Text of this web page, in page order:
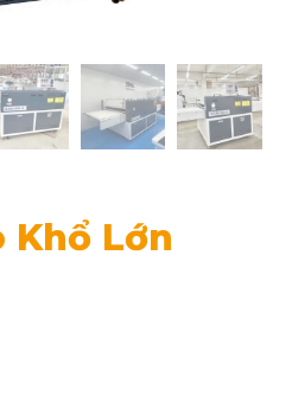
Khổ Lớn